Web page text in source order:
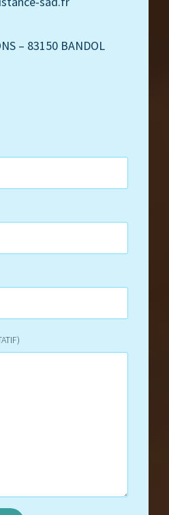
– 83150 BANDOL